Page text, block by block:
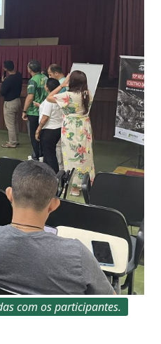
com os participantes.